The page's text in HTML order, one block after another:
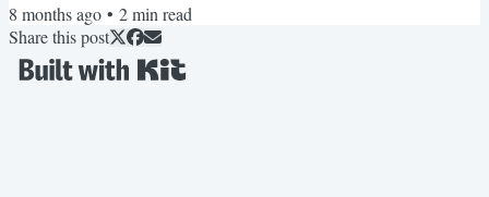
jamais. “Don’t Buy This Jacket.” Patagonia 2011, New York Times.
Une prise de position radicale — non pas parce qu’elle décourageait
la consommation, mais...
8 months ago • 2min read
Share this post